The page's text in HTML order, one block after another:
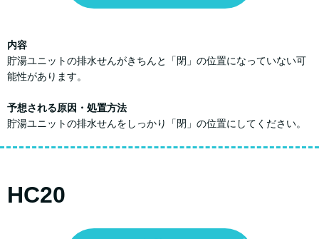
内容
貯湯ユニットの排水せんがきちんと「閉」の位置になっていない可
能性があります。
予想される原因・処置方法
貯湯ユニットの排水せんをしっかり「閉」の位置にしてください。
HC20